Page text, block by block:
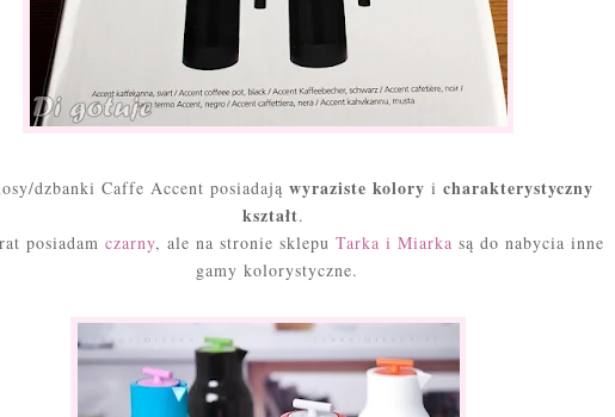
dzbanki Caffe Accent posiadają wyraziste kolory i charakterystyczny
kształt.
posiadam czarny, ale na stronie sklepu Tarka i Miarka są do nabycia inne
gamy kolorystyczne.